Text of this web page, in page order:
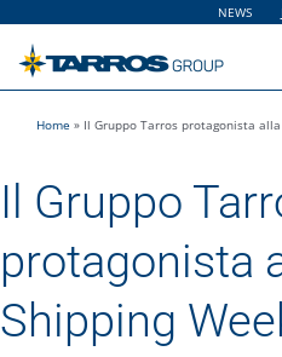
contenuto
NEWS
The
Home » Il Gruppo Tarros protagonista
Il Gruppo
protagonista
Shipping